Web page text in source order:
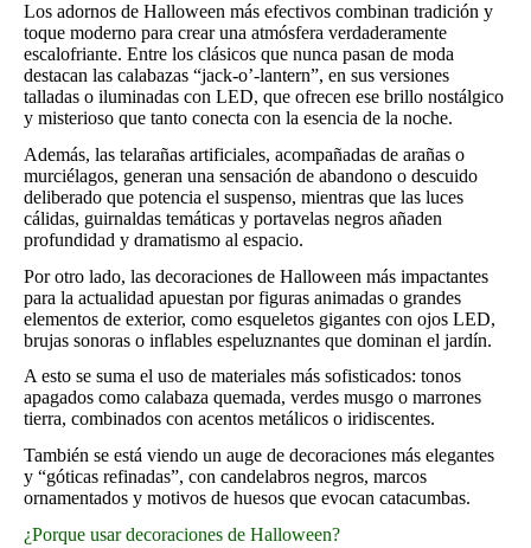
Los adornos de Halloween más efectivos combinan tradición y
toque moderno para crear una atmósfera verdaderamente
escalofriante. Entre los clásicos que nunca pasan de moda
destacan las calabazas “jack‑o’-lantern”, en sus versiones
talladas o iluminadas con LED, que ofrecen ese brillo nostálgico
y misterioso que tanto conecta con la esencia de la noche.
Además, las telarañas artificiales, acompañadas de arañas o
murciélagos, generan una sensación de abandono o descuido
deliberado que potencia el suspenso, mientras que las luces
cálidas, guirnaldas temáticas y portavelas negros añaden
profundidad y dramatismo al espacio.
Por otro lado, las decoraciones de Halloween más impactantes
para la actualidad apuestan por figuras animadas o grandes
elementos de exterior, como esqueletos gigantes con ojos LED,
brujas sonoras o inflables espeluznantes que dominan el jardín.
A esto se suma el uso de materiales más sofisticados: tonos
apagados como calabaza quemada, verdes musgo o marrones
tierra, combinados con acentos metálicos o iridiscentes.
También se está viendo un auge de decoraciones más elegantes
y “góticas refinadas”, con candelabros negros, marcos
ornamentados y motivos de huesos que evocan catacumbas.
¿Porque usar decoraciones de Halloween?